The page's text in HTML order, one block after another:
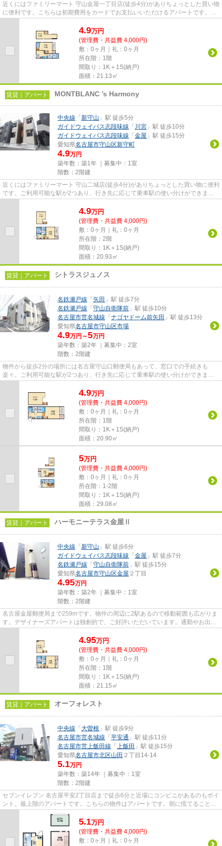
近くにはファミリーマート 守山金屋一丁目店(徒歩4分)がありちょっとした買い物
に便利です。こちらは初期費用をカードでお支払いいただけるアパートです。自
4.9万円
(管理費・共益費 4,000円)
敷：0ヶ月｜礼：0ヶ月
所在階：1階
間取り：1K＋1S(納戸)
面積：21.13㎡
賃貸｜アパート MONTBLANC ’s Harmony
中央線 「 新守山 」駅 徒歩5分
ガイドウェイバス志段味線 「 川宮 」駅 徒歩10分
ガイドウェイバス志段味線 「 金屋 」駅 徒歩15分
愛知県名古屋市守山区新守町
4.9万円
築年数：築1年 ｜募集中： 1室
階数：2階建
近くにはファミリーマート 守山二城店(徒歩4分)がありちょっとした買い物に便利
です。ご利用可能な駅が2つあり、行き先に応じて乗車駅の使い分けができま
4.9万円
(管理費・共益費 4,000円)
敷：0ヶ月｜礼：0ヶ月
所在階：2階
間取り：1K＋1S(納戸)
面積：20.93㎡
賃貸｜アパート シトラスジュノス
名鉄瀬戸線 「 矢田 」駅 徒歩7分
名鉄瀬戸線 「 守山自衛隊前 」駅 徒歩10分
名古屋市営名城線 「 ナゴヤドーム前矢田 」駅 徒歩13分
愛知県名古屋市守山区市場
4.9万円～5万円
築年数：築2年 ｜募集中： 2室
階数：2階建
物件から徒歩2分の場所には名古屋守山口郵便局もあって、窓口での手続きも
楽々。ご利用可能な駅が2つあり、行き先に応じて乗車駅の使い分けができま
4.9万円
(管理費・共益費 4,000円)
敷：0ヶ月｜礼：0ヶ月
所在階：1階
間取り：1K＋1S(納戸)
面積：20.90㎡
5万円
(管理費・共益費 4,000円)
敷：0ヶ月｜礼：0ヶ月
所在階：1-2階
間取り：1K＋1S(納戸)
面積：29.08㎡
賃貸｜アパート ハーモニーテラス金屋Ⅱ
中央線 「 新守山 」駅 徒歩6分
ガイドウェイバス志段味線 「 金屋 」駅 徒歩7分
名鉄瀬戸線 「 守山自衛隊前 」駅 徒歩15分
愛知県名古屋市守山区金屋 ２丁目
4.95万円
築年数：築2年 ｜募集中： 1室
階数：2階建
名古屋金屋郵便局まで259mです。物件の周辺に2駅あるので移動範囲も広がりま
す。デザイナーズアパートは独創的で、ご好評いただいています。通勤やお出か
4.95万円
(管理費・共益費 4,000円)
敷：0ヶ月｜礼：0ヶ月
所在階：1階
間取り：1K＋1S(納戸)
面積：21.15㎡
賃貸｜アパート オーフォレスト
中央線 「 大曽根 」駅 徒歩9分
名古屋市営名城線 「 平安通 」駅 徒歩11分
名古屋市営上飯田線 「 上飯田 」駅 徒歩15分
愛知県名古屋市北区山田 ２丁目14-14
5.1万円
築年数：築14年 ｜募集中： 1室
階数：2階建
セブンイレブン 名古屋平安2丁目店まで徒歩6分と近場にコンビニがあるのもポイ
ント。最上階のアパートです。こちらの物件はアパートです。朝に慌てることな
く行動するために駅から徒歩...
5.1万円
(管理費・共益費 4,000円)
敷：0ヶ月｜礼：0ヶ月